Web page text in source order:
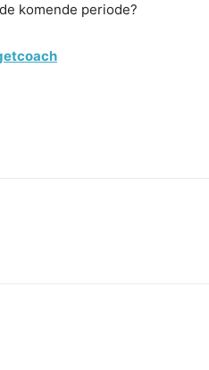
komende periode?